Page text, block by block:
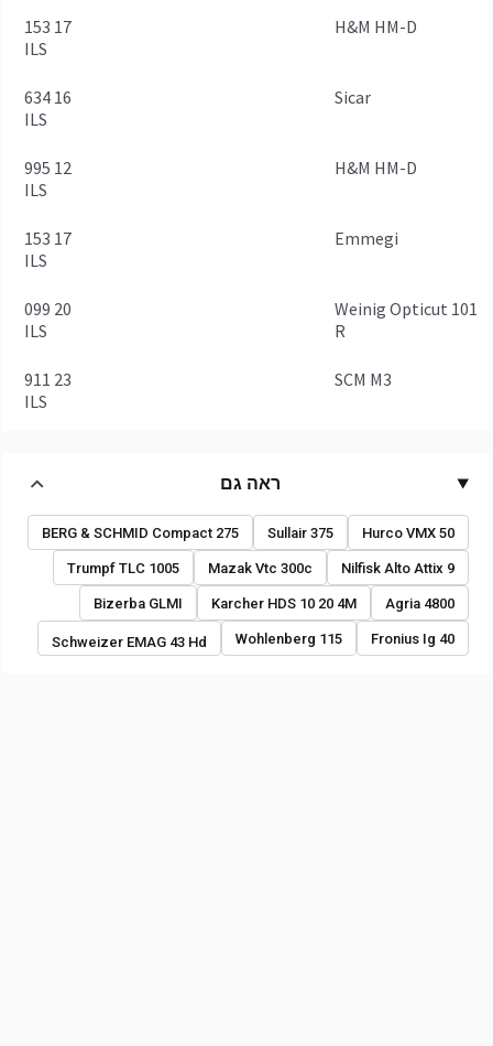
H&M HM-D
17 153
ILS
Sicar
16 634
ILS
H&M HM-D
12 995
ILS
Emmegi
17 153
ILS
Weinig Opticut 101
R
20 099
ILS
SCM M3
23 911
ILS
ראה גם
Hurco VMX 50
Sullair 375
BERG & SCHMID Compact 275
Nilfisk Alto Attix 9
Mazak Vtc 300c
Trumpf TLC 1005
Agria 4800
Karcher HDS 10 20 4M
Bizerba GLMI
Fronius Ig 40
Wohlenberg 115
Schweizer EMAG 43 Hd